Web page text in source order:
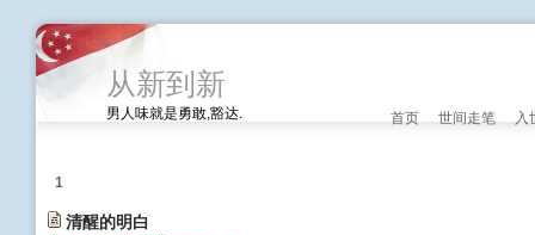
从新到新
男人味就是勇敢,豁达. 首页 世间走笔 入
1
清醒的明白